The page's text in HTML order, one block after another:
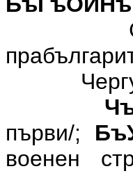
първи/;
военен